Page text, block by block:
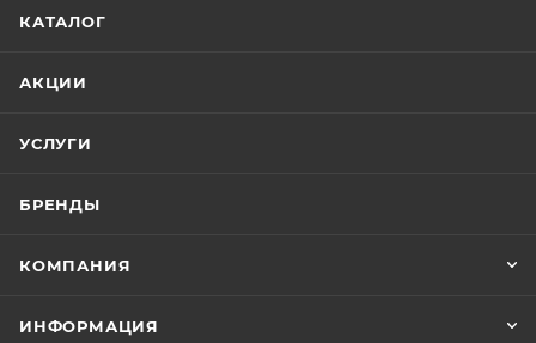
КАТАЛОГ
АКЦИИ
УСЛУГИ
БРЕНДЫ
КОМПАНИЯ
ИНФОРМАЦИЯ